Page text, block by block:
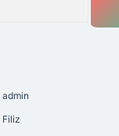
admin
Filiz